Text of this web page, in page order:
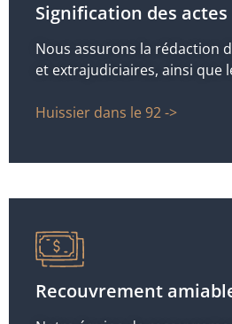
Signification des actes
Nous assurons la rédaction
et extrajudiciaires, ainsi que
Huissier dans le 92 ->
Recouvrement